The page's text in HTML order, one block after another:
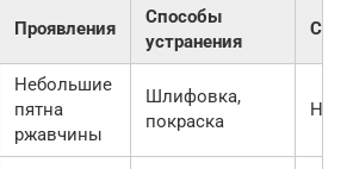
Проявления
Способы
устранения
Небольшие
пятна
ржавчины
Шлифовка,
покраска